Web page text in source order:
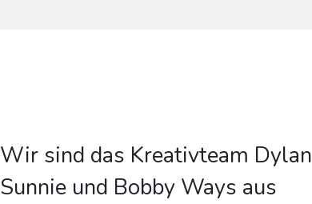
Wir sind das Kreativteam Dylan
Sunnie und Bobby Ways aus